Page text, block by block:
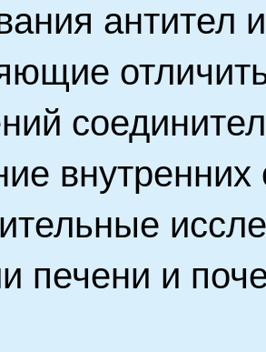
антител
печени и